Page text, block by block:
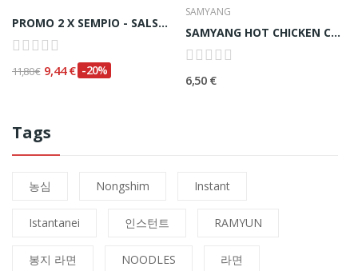
Tags
농심 Nongshim Instant
Istantanei 인스턴트 RAMYUN
봉지 라면 NOODLES 라면
PROMO 2 X SEMPIO - SALSA DOLCE E SPICY PER...
11,80 € 9,44 € -20%
SAMYANG
SAMYANG HOT CHICKEN CARBO SAUCE 불닭 까르보소스 - 165ml
6,50 €